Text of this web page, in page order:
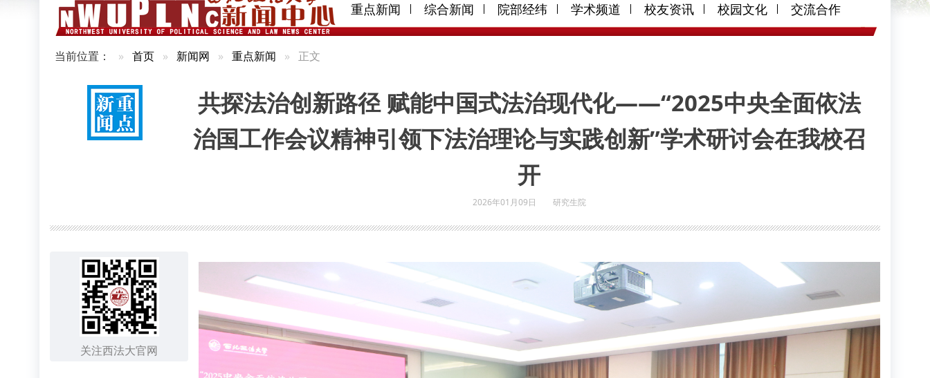
重点新闻 综合新闻 院部经纬 学术频道 校友资讯 校园文化 交流合作
当前位置： 首页 新闻网 重点新闻 正文
共探法治创新路径 赋能中国式法治现代化——“2025中央全面依法
治国工作会议精神引领下法治理论与实践创新”学术研讨会在我校召
开
2026年01月09日 研究生院
关注西法大官网